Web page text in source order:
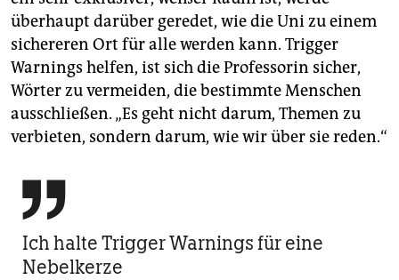
überhaupt darüber geredet, wie die Uni zu einem
sichereren Ort für alle werden kann. Trigger
Warnings helfen, ist sich die Professorin sicher,
Wörter zu vermeiden, die bestimmte Menschen
ausschließen. „Es geht nicht darum, Themen zu
verbieten, sondern darum, wie wir über sie reden.“

Ich halte Trigger Warnings für eine
Nebelkerze